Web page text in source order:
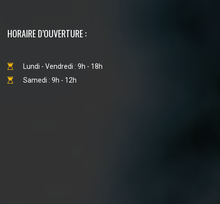
HORAIRE D’OUVERTURE :
Lundi - Vendredi : 9h - 18h
Samedi : 9h - 12h